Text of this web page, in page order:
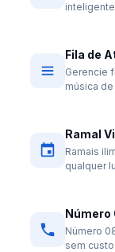
Fila de
Gerencie
música
Ramal
Ramais
qualquer
Número
Número
sem custo